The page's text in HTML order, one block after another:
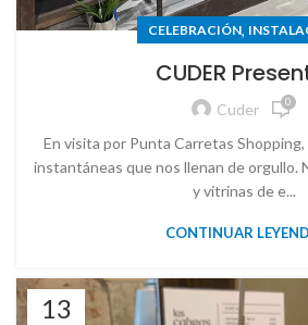
CELEBRACIÓN,
CUDER
Cuder 0
En visita por Punta Carretas
instantáneas que nos llenan de orgullo.
y vitrinas de e...
CONTINUAR
13